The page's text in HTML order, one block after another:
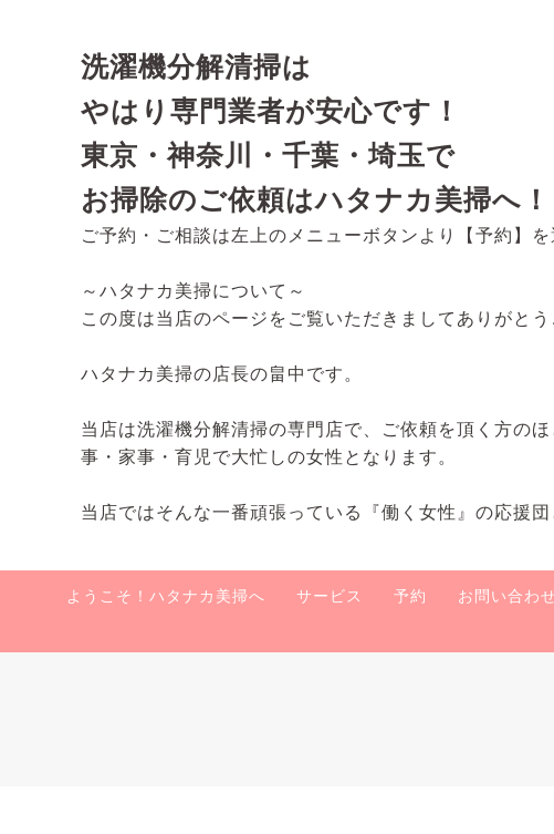
洗濯機分解清掃は
やはり専門業者が安心です！
東京・神奈川・千葉・埼玉で
お掃除のご依頼はハタナカ美掃へ！
ご予約・ご相談は左上のメニューボタンより【予約】
～ハタナカ美掃について～
この度は当店のページをご覧いただきましてありがとう
ハタナカ美掃の店長の畠中です。
当店は洗濯機分解清掃の専門店で、ご依頼を頂く方の
事・家事・育児で大忙しの女性となります。
当店ではそんな一番頑張っている『働く女性』の応援
ようこそ！ハタナカ美掃へ サービス 予約 お問い合わせ